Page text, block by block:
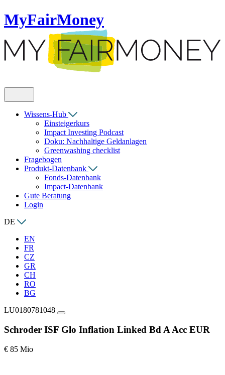
MyFairMoney
Wissens-Hub
Einsteigerkurs
Impact Investing Podcast
Doku: Nachhaltige Geldanlagen
Greenwashing checklist
Fragebogen
Produkt-Datenbank
Fonds-Datenbank
Impact-Datenbank
Gute Beratung
Login
DE
EN
FR
CZ
GR
CH
RO
BG
LU0180781048
Schroder ISF Glo Inflation Linked Bd A Acc EUR
€ 85 Mio